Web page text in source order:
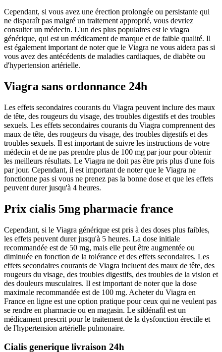
Cependant, si vous avez une érection prolongée ou persistante qui
ne disparaît pas malgré un traitement approprié, vous devriez
consulter un médecin. L'un des plus populaires est le viagra
générique, qui est un médicament de marque et de faible qualité. Il
est également important de noter que le Viagra ne vous aidera pas si
vous avez des antécédents de maladies cardiaques, de diabète ou
d'hypertension artérielle.
Viagra sans ordonnance 24h
Les effets secondaires courants du Viagra peuvent inclure des maux
de tête, des rougeurs du visage, des troubles digestifs et des troubles
sexuels. Les effets secondaires courants du Viagra comprennent des
maux de tête, des rougeurs du visage, des troubles digestifs et des
troubles sexuels. Il est important de suivre les instructions de votre
médecin et de ne pas prendre plus de 100 mg par jour pour obtenir
les meilleurs résultats. Le Viagra ne doit pas être pris plus d'une fois
par jour. Cependant, il est important de noter que le Viagra ne
fonctionne pas si vous ne prenez pas la bonne dose et que les effets
peuvent durer jusqu'à 4 heures.
Prix cialis 5mg pharmacie france
Cependant, si le Viagra générique est pris à des doses plus faibles,
les effets peuvent durer jusqu'à 5 heures. La dose initiale
recommandée est de 50 mg, mais elle peut être augmentée ou
diminuée en fonction de la tolérance et des effets secondaires. Les
effets secondaires courants de Viagra incluent des maux de tête, des
rougeurs du visage, des troubles digestifs, des troubles de la vision et
des douleurs musculaires. Il est important de noter que la dose
maximale recommandée est de 100 mg. Acheter du Viagra en
France en ligne est une option pratique pour ceux qui ne veulent pas
se rendre en pharmacie ou en magasin. Le sildénafil est un
médicament prescrit pour le traitement de la dysfonction érectile et
de l'hypertension artérielle pulmonaire.
Cialis generique livraison 24h